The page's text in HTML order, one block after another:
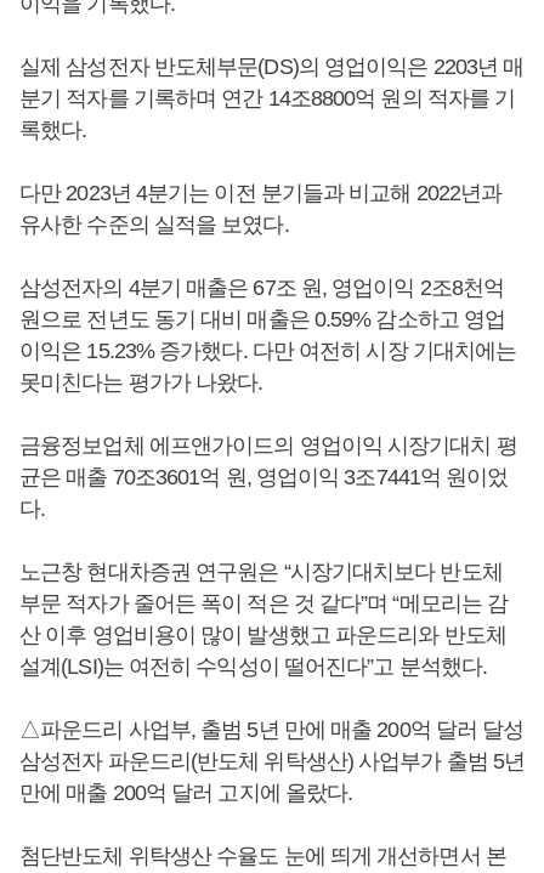
실제 삼성전자 반도체부문(DS)의 영업이익은 2203년 매
분기 적자를 기록하며 연간 14조8800억 원의 적자를 기
록했다.
다만 2023년 4분기는 이전 분기들과 비교해 2022년과
유사한 수준의 실적을 보였다.
삼성전자의 4분기 매출은 67조 원, 영업이익 2조8천억
원으로 전년도 동기 대비 매출은 0.59% 감소하고 영업
이익은 15.23% 증가했다. 다만 여전히 시장 기대치에는
못미친다는 평가가 나왔다.
금융정보업체 에프앤가이드의 영업이익 시장기대치 평
균은 매출 70조3601억 원, 영업이익 3조7441억 원이었
다.
노근창 현대차증권 연구원은 “시장기대치보다 반도체
부문 적자가 줄어든 폭이 적은 것 같다”며 “메모리는 감
산 이후 영업비용이 많이 발생했고 파운드리와 반도체
설계(LSI)는 여전히 수익성이 떨어진다”고 분석했다.
△파운드리 사업부, 출범 5년 만에 매출 200억 달러 달성
삼성전자 파운드리(반도체 위탁생산) 사업부가 출범 5년
만에 매출 200억 달러 고지에 올랐다.
첨단반도체 위탁생산 수율도 눈에 띄게 개선하면서 본